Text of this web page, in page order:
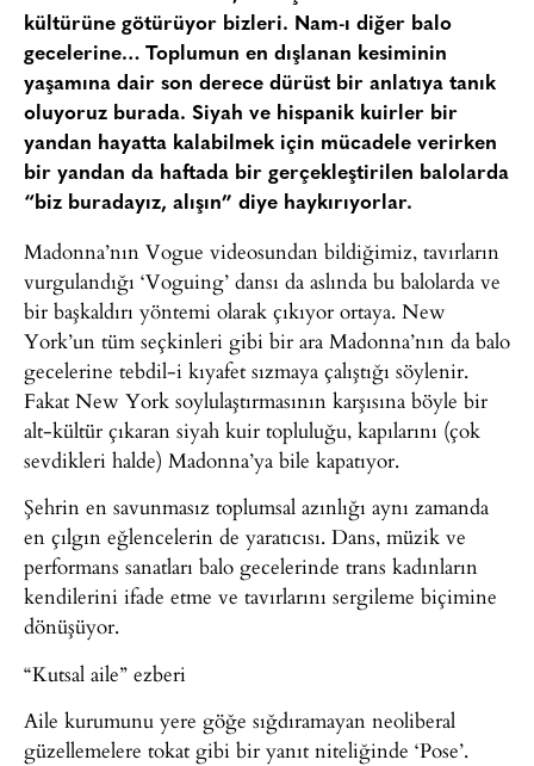
kültürüne götürüyor bizleri. Nam-ı diğer balo
gecelerine… Toplumun en dışlanan kesiminin
yaşamına dair son derece dürüst bir anlatıya tanık
oluyoruz burada. Siyah ve hispanik kuirler bir
yandan hayatta kalabilmek için mücadele verirken
bir yandan da haftada bir gerçekleştirilen balolarda
“biz buradayız, alışın” diye haykırıyorlar.
Madonna’nın Vogue videosundan bildiğimiz, tavırların
vurgulandığı ‘Voguing’ dansı da aslında bu balolarda ve
bir başkaldırı yöntemi olarak çıkıyor ortaya. New
York’un tüm seçkinleri gibi bir ara Madonna’nın da balo
gecelerine tebdil-i kıyafet sızmaya çalıştığı söylenir.
Fakat New York soylulaştırmasının karşısına böyle bir
alt-kültür çıkaran siyah kuir topluluğu, kapılarını (çok
sevdikleri halde) Madonna’ya bile kapatıyor.
Şehrin en savunmasız toplumsal azınlığı aynı zamanda
en çılgın eğlencelerin de yaratıcısı. Dans, müzik ve
performans sanatları balo gecelerinde trans kadınların
kendilerini ifade etme ve tavırlarını sergileme biçimine
dönüşüyor.
“Kutsal aile” ezberi
Aile kurumunu yere göğe sığdıramayan neoliberal
güzellemelere tokat gibi bir yanıt niteliğinde ‘Pose’.